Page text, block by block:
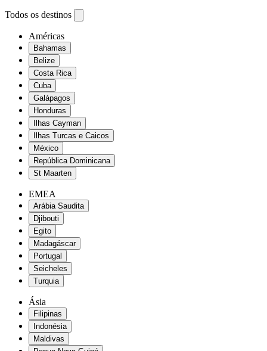
Todos os destinos
Américas
Bahamas
Belize
Costa Rica
Cuba
Galápagos
Honduras
Ilhas Cayman
Ilhas Turcas e Caicos
México
República Dominicana
St Maarten
EMEA
Arábia Saudita
Djibouti
Egito
Madagáscar
Portugal
Seicheles
Turquia
Ásia
Filipinas
Indonésia
Maldivas